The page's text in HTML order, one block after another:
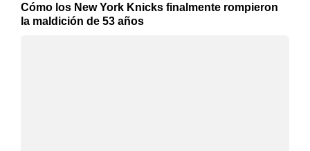
Cómo los New York Knicks finalmente rompieron
la maldición de 53 años